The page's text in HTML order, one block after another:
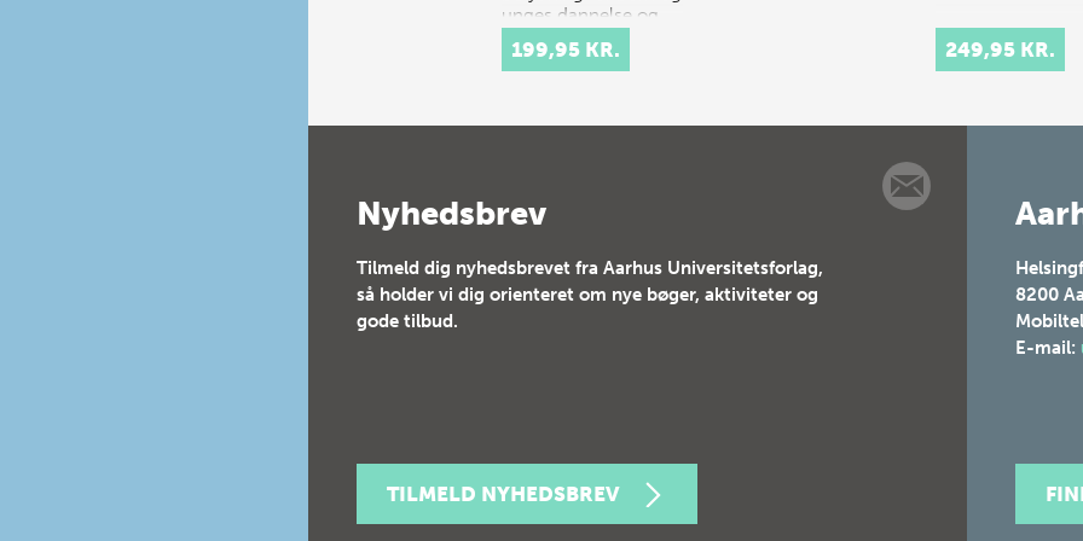
unges dannelse og
moderne demokratisk
199,95 KR. 249,95 KR.
Nyhedsbrev
Tilmeld dig nyhedsbrevet fra Aarhus Universitetsforlag,
så holder vi dig orienteret om nye bøger, aktiviteter og
gode tilbud.
TILMELD NYHEDSBREV
8200
E-mail: